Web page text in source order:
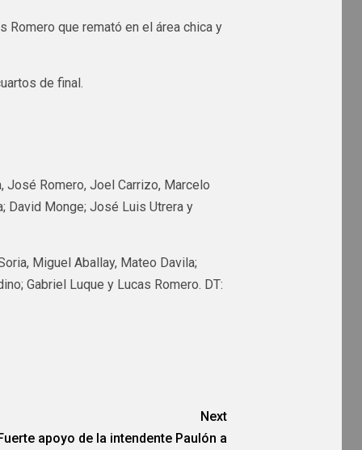
Romero que remató en el área chica y
de final.
José Romero, Joel Carrizo, Marcelo
David Monge; José Luis Utrera y
Miguel Aballay, Mateo Davila;
Gabriel Luque y Lucas Romero. DT:
Next
apoyo de la intendente Paulón a